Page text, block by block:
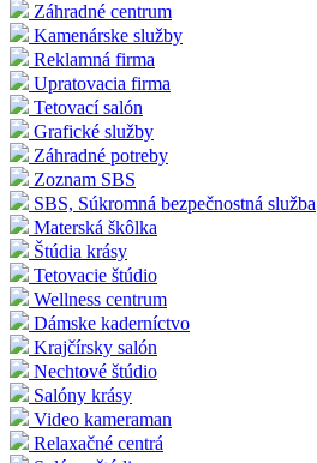
Záhradné centrum
Kamenárske služby
Reklamná firma
Upratovacia firma
Tetovací salón
Grafické služby
Záhradné potreby
Zoznam SBS
SBS, Súkromná bezpečnostná služba
Materská škôlka
Štúdia krásy
Tetovacie štúdio
Wellness centrum
Dámske kaderníctvo
Krajčírsky salón
Nechtové štúdio
Salóny krásy
Video kameraman
Relaxačné centrá